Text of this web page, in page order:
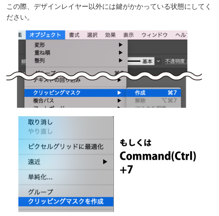
この際、デザインレイヤー以外には鍵がかかっている状態にしてく
ださい。